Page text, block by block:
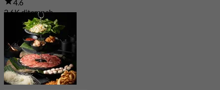
4.6
2.6K ditempah
฿ 495